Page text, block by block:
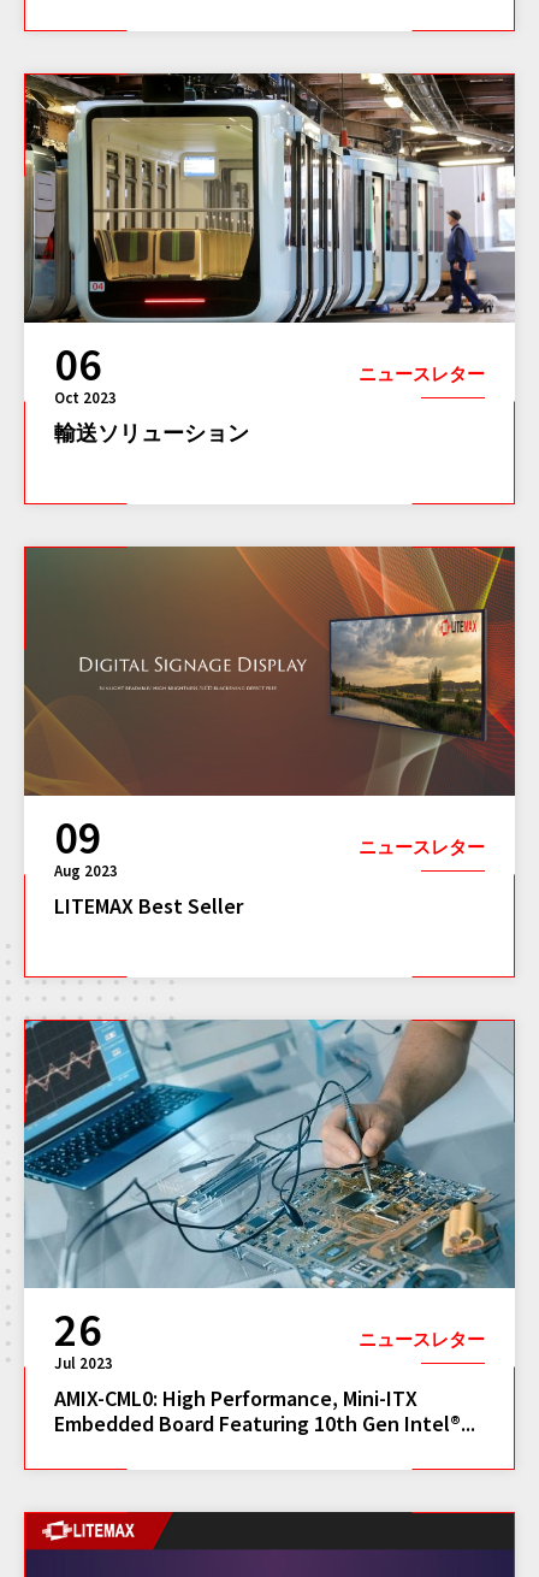
06
Oct 2023
ニュースレター
輸送ソリューション
09
Aug 2023
ニュースレター
LITEMAX Best Seller
26
Jul 2023
ニュースレター
AMIX-CML0: High Performance, Mini-ITX
Embedded Board Featuring 10th Gen Intel®...